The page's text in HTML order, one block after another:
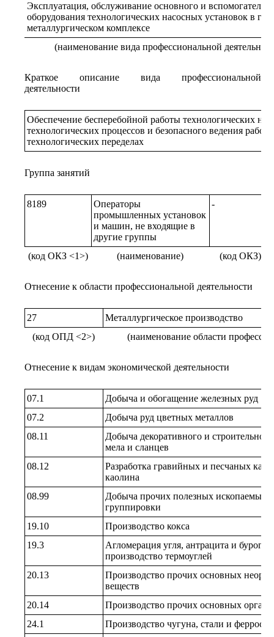
Эксплуатация, обслуживание основного и
оборудования технологических насосных установок в
металлургическом комплексе
(наименование вида профессиональной
Краткое описание вида профессиональной
деятельности
Обеспечение бесперебойной работы технологических
технологических процессов и безопасного ведения
технологических переделах
Группа занятий
8189
Операторы
промышленных установок
и машин, не входящие в
другие группы
-
(код ОКЗ <1>) (наименование) (код ОКЗ)
Отнесение к области профессиональной деятельности
27
Металлургическое производство
(код ОПД <2>)
(наименование области
Отнесение к видам экономической деятельности
07.1
Добыча и обогащение железных руд
07.2
Добыча руд цветных металлов
08.11
Добыча декоративного и
мела и сланцев
08.12
Разработка гравийных и песчаных
каолина
08.99
Добыча прочих полезных ископаемых,
группировки
19.10
Производство кокса
19.3
Агломерация угля, антрацита и бурого
производство термоуглей
20.13
Производство прочих основных
веществ
20.14
Производство прочих основных
24.1
Производство чугуна, стали и